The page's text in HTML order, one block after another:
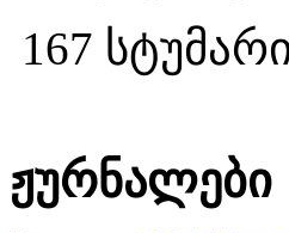
167
ჟურნალები